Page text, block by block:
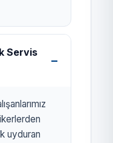
Servis
uyduran